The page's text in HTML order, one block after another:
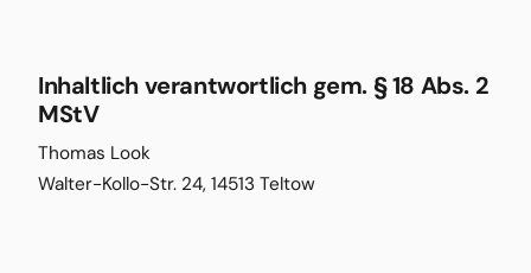
Inhaltlich verantwortlich gem. § 18 Abs. 2
MStV
Thomas Look
Walter-Kollo-Str. 24, 14513 Teltow